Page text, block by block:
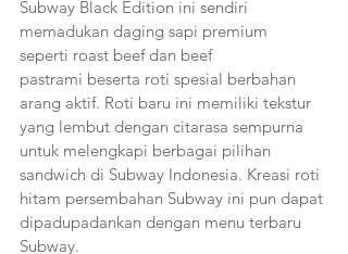
Subway Black Edition ini sendiri
memadukan daging sapi premium
seperti roast beef dan beef
pastrami beserta roti spesial berbahan
arang aktif. Roti baru ini memiliki tekstur
yang lembut dengan citarasa sempurna
untuk melengkapi berbagai pilihan
sandwich di Subway Indonesia. Kreasi roti
hitam persembahan Subway ini pun dapat
dipadupadankan dengan menu terbaru
Subway.